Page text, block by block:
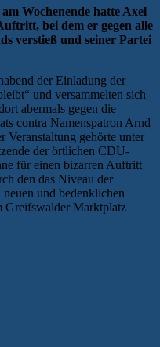
Wochenende hatte Axel
bei dem er gegen alle
verstieß und seiner Partei
der Einladung der
und versammelten sich
abermals gegen die
contra Namenspatron Arnd
Veranstaltung gehörte unter
der örtlichen CDU-
für einen bizarren Auftritt
den das Niveau der
und bedenklichen
Greifswalder Marktplatz